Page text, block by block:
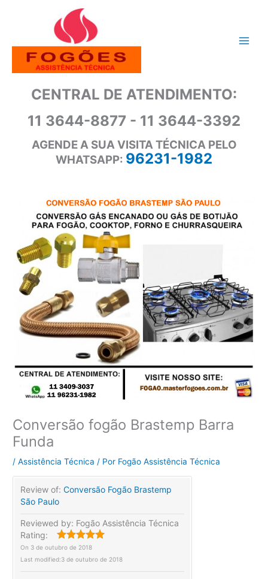
conteúdo
CENTRAL DE ATENDIMENTO:
11 3644-8877 - 11 3644-3392
AGENDE A SUA VISITA TÉCNICA PELO
WHATSAPP: 96231-1982
Conversão fogão Brastemp Barra
Funda
/Assistência Técnica / Por Fogão Assistência Técnica
Review of:Conversão Fogão Brastemp
São Paulo
Reviewed by: Fogão Assistência Técnica
Rating:
On 3 de outubro de 2018
Last modified:3 de outubro de 2018